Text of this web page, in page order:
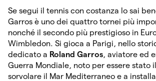
Se segui il tennis con costanza lo sai
Garros è uno dei quattro tornei più
nonché il secondo più prestigioso in
Wimbledon. Si gioca a Parigi, nello
dedicato a Roland Garros, aviatore ed
Guerra Mondiale, noto per essere stato
sorvolare il Mar Mediterraneo e a